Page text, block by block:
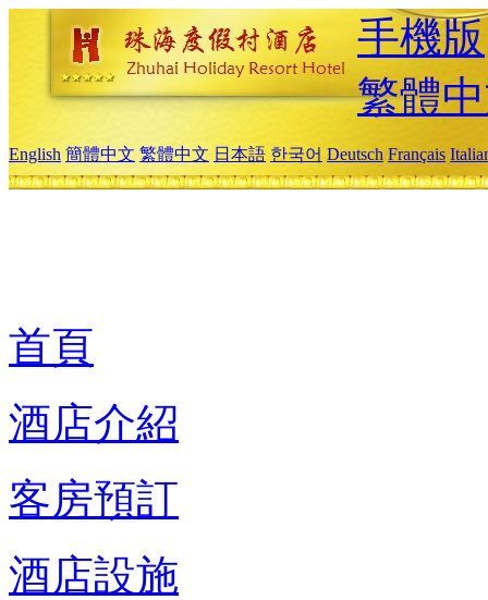
手機版
繁體
English 簡體中文 繁體中文 日本語 한국어 Deutsch Français
首頁
酒店介紹
客房預訂
酒店設施